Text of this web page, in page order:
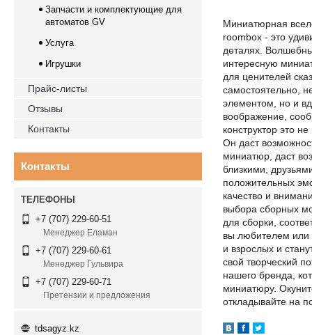
Миниатюрная
roombox - это
деталях.
интересную
для ценителей
самостоятельно,
элементом, но и
воображение,
конструктор это
Он даст
миниатюр, даст
близкими,
положительных
качество и
выбора сборных
для сборки,
вы любителем или
и взрослых и
свой творческий
нашего бренда,
миниатюру.
откладывайте на
Запчасти и комплектующие для
автоматов GV
Услуга
Игрушки
Прайс-листы
Отзывы
Контакты
Контакты
+7 (707) 229-60-51
Менеджер Еламан
+7 (707) 229-60-61
Менеджер Гульвира
+7 (707) 229-60-71
Претензии и предложения
tdsagyz.kz